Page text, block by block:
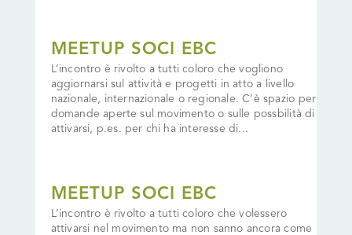
MEETUP SOCI EBC
L’incontro è rivolto a tutti coloro che vogliono
aggiornarsi sul attività e progetti in atto a livello
nazionale, internazionale o regionale. C’è spazio per
domande aperte sul movimento o sulle possbilità di
attivarsi, p.es. per chi ha interesse di...
MEETUP SOCI EBC
L’incontro è rivolto a tutti coloro che volessero
attivarsi nel movimento ma non sanno ancora come